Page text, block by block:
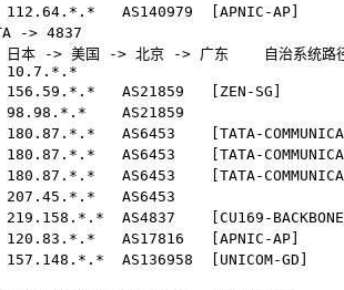
AS140979  [APNIC-AP]
-> 4837
日本 -> 美国 -> 北京 -> 广东    自治系统
10.7.*.*
AS21859   [ZEN-SG]
AS21859
AS6453    [TATA-
AS6453    [TATA-
AS6453    [TATA-
207.45.*.*   AS6453                      美
AS4837    [CU169-
AS17816   [APNIC-AP]